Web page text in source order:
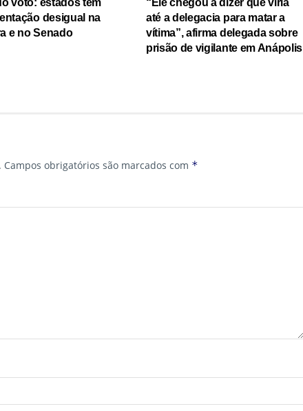
voto: estados têm
desigual na
e no Senado
“Ele chegou a dizer que viria
até a delegacia para matar a
vítima”, afirma delegada sobre
prisão de vigilante em Anápolis
Campos obrigatórios são marcados com *